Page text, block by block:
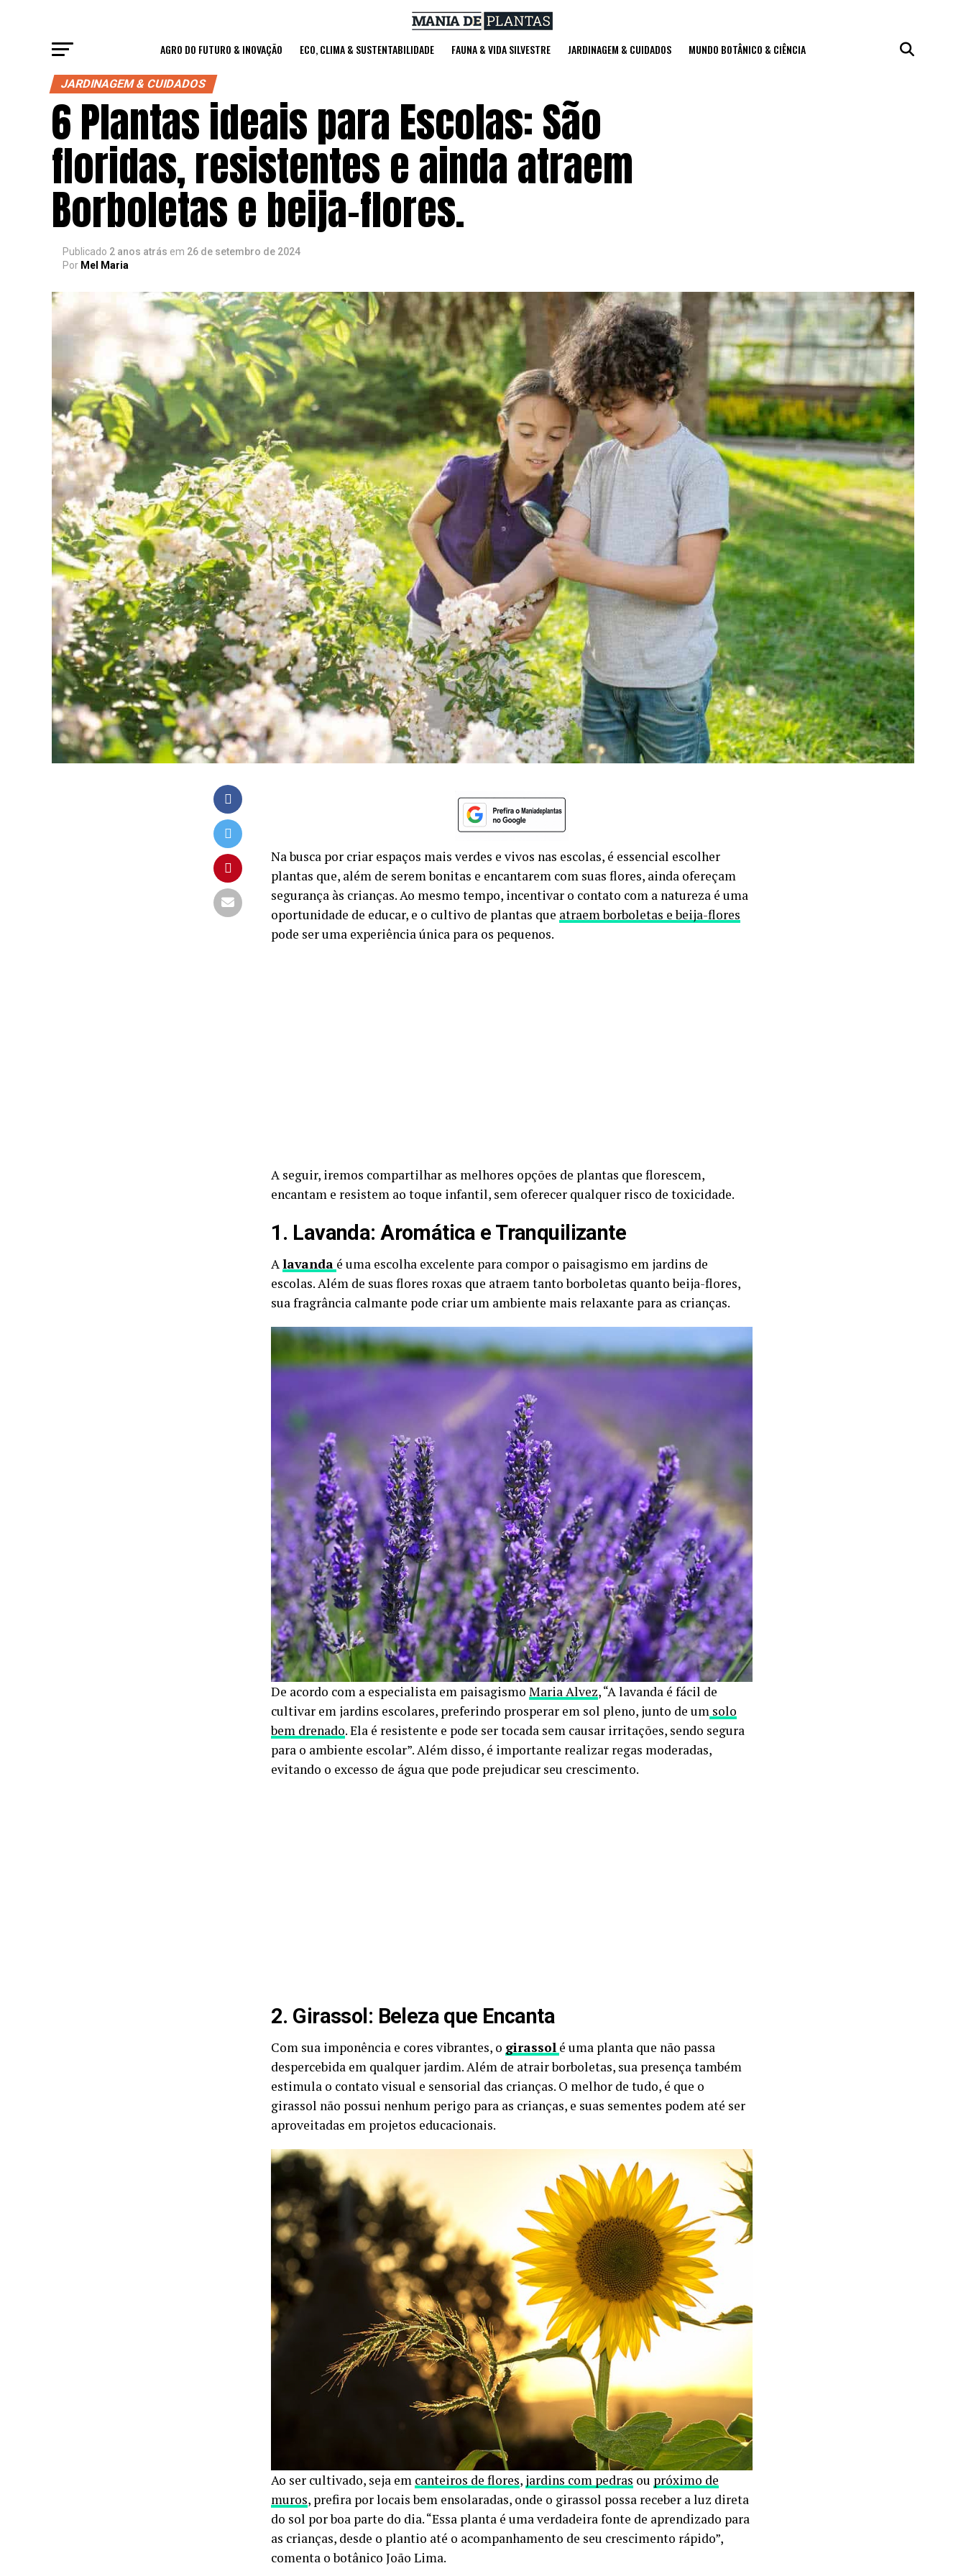
AGRO DO FUTURO & INOVAÇÃO ECO, CLIMA & SUSTENTABILIDADE FAUNA & VIDA SILVESTRE JARDINAGEM & CUIDADOS MUNDO BOTÂNICO & CIÊNCIA
JARDINAGEM & CUIDADOS
6 Plantas ideais para Escolas: São
floridas, resistentes e ainda atraem
Borboletas e beija-flores.
Publicado 2 anos atrás em 26 de setembro de 2024
Por Mel Maria
Na busca por criar espaços mais verdes e vivos nas escolas, é essencial escolher
plantas que, além de serem bonitas e encantarem com suas flores, ainda ofereçam
segurança às crianças. Ao mesmo tempo, incentivar o contato com a natureza é uma
oportunidade de educar, e o cultivo de plantas que atraem borboletas e beija-flores
pode ser uma experiência única para os pequenos.
A seguir, iremos compartilhar as melhores opções de plantas que florescem,
encantam e resistem ao toque infantil, sem oferecer qualquer risco de toxicidade.
1. Lavanda: Aromática e Tranquilizante
Alavanda é uma escolha excelente para compor o paisagismo em jardins de
escolas. Além de suas flores roxas que atraem tanto borboletas quanto beija-flores,
sua fragrância calmante pode criar um ambiente mais relaxante para as crianças.
De acordo com a especialista em paisagismo Maria Alvez, “A lavanda é fácil de
cultivar em jardins escolares, preferindo prosperar em sol pleno, junto de um solo
bem drenado. Ela é resistente e pode ser tocada sem causar irritações, sendo segura
para o ambiente escolar”. Além disso, é importante realizar regas moderadas,
evitando o excesso de água que pode prejudicar seu crescimento.
2. Girassol: Beleza que Encanta
Com sua imponência e cores vibrantes, o girassol é uma planta que não passa
despercebida em qualquer jardim. Além de atrair borboletas, sua presença também
estimula o contato visual e sensorial das crianças. O melhor de tudo, é que o
girassol não possui nenhum perigo para as crianças, e suas sementes podem até ser
aproveitadas em projetos educacionais.
Ao ser cultivado, seja em canteiros de flores, jardins com pedras ou próximo de
muros, prefira por locais bem ensolaradas, onde o girassol possa receber a luz direta
do sol por boa parte do dia. “Essa planta é uma verdadeira fonte de aprendizado para
as crianças, desde o plantio até o acompanhamento de seu crescimento rápido”,
comenta o botânico João Lima.